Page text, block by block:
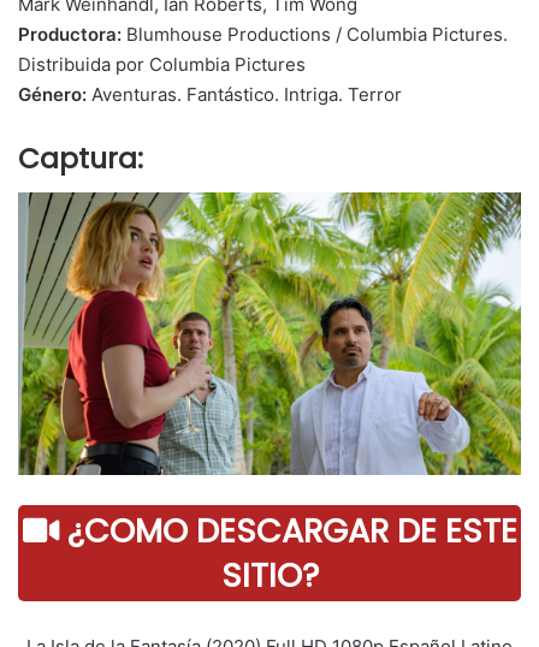
Productora: Blumhouse Productions / Columbia Pictures.
Distribuida por Columbia Pictures
Género: Aventuras. Fantástico. Intriga. Terror
Captura:
¿COMO DESCARGAR DE ESTE
SITIO?